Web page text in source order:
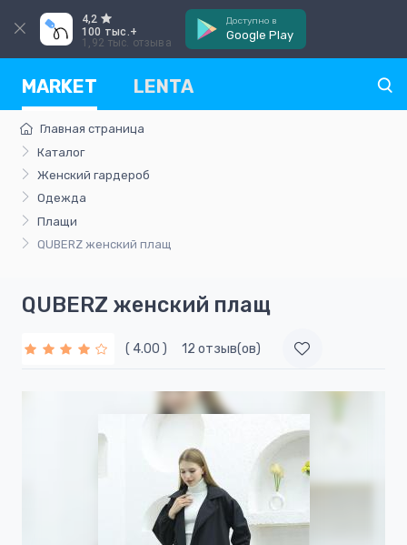
4,2
100 тыс.+
1,92 тыс. отзыва
Доступно в
Google Play
MARKET LENTA
Главная страница
Каталог
Женский гардероб
Одежда
Плащи
QUBERZ женский плащ
QUBERZ женский плащ
( 4.00 ) 12 отзыв(ов)